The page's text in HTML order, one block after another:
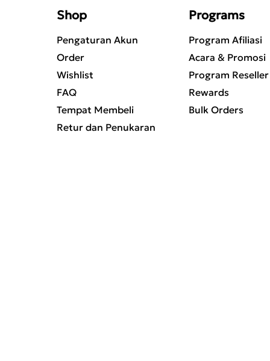
Shop
Pengaturan Akun
Order
Wishlist
FAQ
Tempat Membeli
Retur dan Penukaran
Programs
Program Afiliasi
Acara & Promosi
Program Reseller
Rewards
Bulk Orders